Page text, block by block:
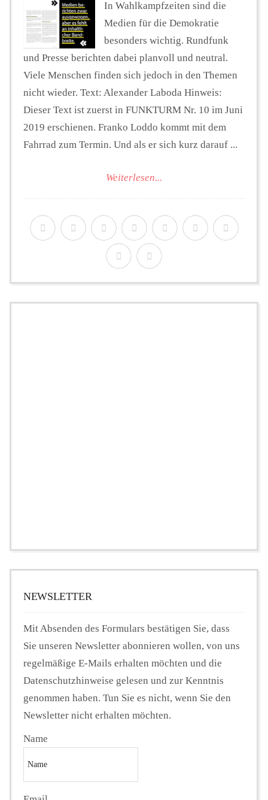
Podcast
Seminare
Unterstützen
In Wahlkampfzeiten sind die
Medien für die Demokratie
besonders wichtig. Rundfunk
und Presse berichten dabei planvoll und neutral.
Viele Menschen finden sich jedoch in den Themen
nicht wieder. Text: Alexander Laboda Hinweis:
Dieser Text ist zuerst in FUNKTURM Nr. 10 im Juni
2019 erschienen. Franko Loddo kommt mit dem
Fahrrad zum Termin. Und als er sich kurz darauf ...
Weiterlesen...
NEWSLETTER
Mit Absenden des Formulars bestätigen Sie, dass
Sie unseren Newsletter abonnieren wollen, von uns
regelmäßige E-Mails erhalten möchten und die
Datenschutzhinweise gelesen und zur Kenntnis
genommen haben. Tun Sie es nicht, wenn Sie den
Newsletter nicht erhalten möchten.
Name